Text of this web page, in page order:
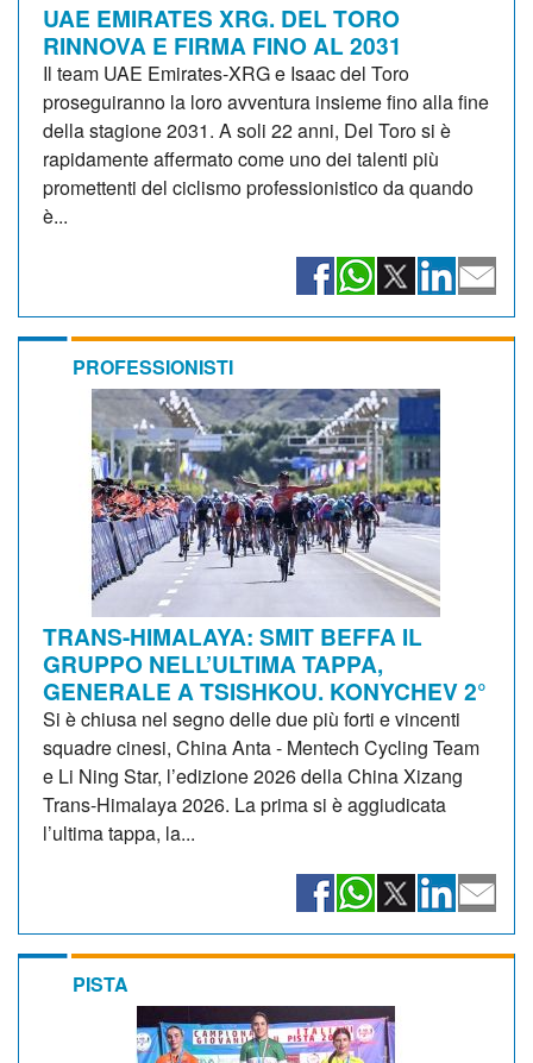
UAE EMIRATES XRG. DEL TORO
RINNOVA E FIRMA FINO AL 2031
Il team UAE Emirates-XRG e Isaac del Toro
proseguiranno la loro avventura insieme fino alla fine
della stagione 2031. A soli 22 anni, Del Toro si è
rapidamente affermato come uno dei talenti più
promettenti del ciclismo professionistico da quando
è...
PROFESSIONISTI
TRANS-HIMALAYA: SMIT BEFFA IL
GRUPPO NELL’ULTIMA TAPPA,
GENERALE A TSISHKOU. KONYCHEV 2°
Si è chiusa nel segno delle due più forti e vincenti
squadre cinesi, China Anta - Mentech Cycling Team
e Li Ning Star, l’edizione 2026 della China Xizang
Trans-Himalaya 2026. La prima si è aggiudicata
l’ultima tappa, la...
PISTA